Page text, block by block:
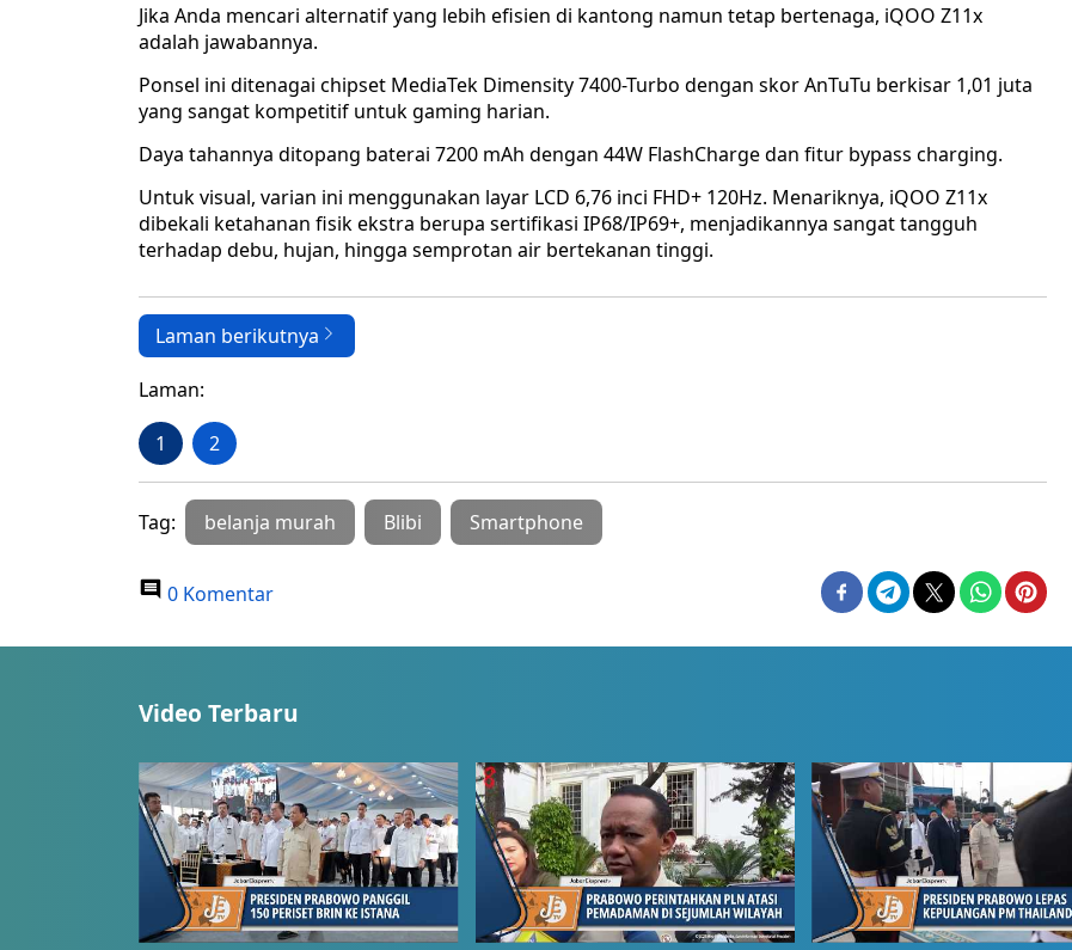
Jika Anda mencari alternatif yang lebih efisien di kantong namun tetap bertenaga, iQOO Z11x
adalah jawabannya.
Ponsel ini ditenagai chipset MediaTek Dimensity 7400-Turbo dengan skor AnTuTu berkisar 1,01 juta
yang sangat kompetitif untuk gaming harian.
Daya tahannya ditopang baterai 7200 mAh dengan 44W FlashCharge dan fitur bypass charging.
Untuk visual, varian ini menggunakan layar LCD 6,76 inci FHD+ 120Hz. Menariknya, iQOO Z11x
dibekali ketahanan fisik ekstra berupa sertifikasi IP68/IP69+, menjadikannya sangat tangguh
terhadap debu, hujan, hingga semprotan air bertekanan tinggi.
Laman berikutnya
Laman:
1 2
Tag: belanja murah Blibi Smartphone
0 Komentar
Video Terbaru